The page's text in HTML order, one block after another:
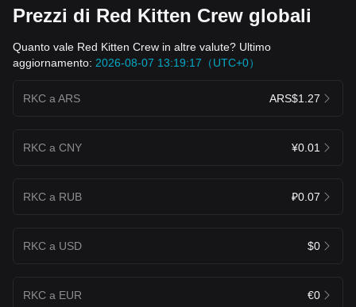
Prezzi di Red Kitten Crew globali
Quanto vale Red Kitten Crew in altre valute? Ultimo
aggiornamento: 2026-08-07 13:19:17（UTC+0）
RKC a ARS ARS$1.27
RKC a CNY ¥0.01
RKC a RUB ₽0.07
RKC a USD $0
RKC a EUR €0